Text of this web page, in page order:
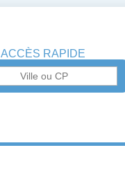
ACCÈS RAPIDE